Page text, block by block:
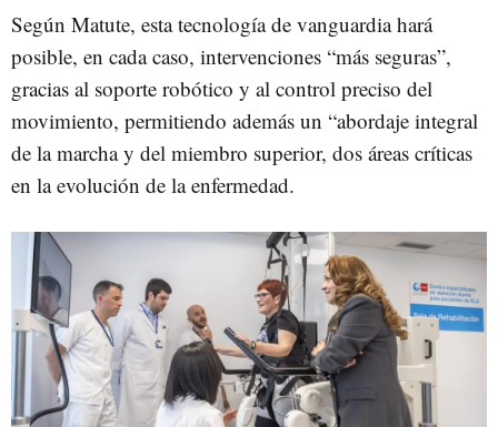
Según Matute, esta tecnología de vanguardia hará
posible, en cada caso, intervenciones “más seguras”,
gracias al soporte robótico y al control preciso del
movimiento, permitiendo además un “abordaje integral
de la marcha y del miembro superior, dos áreas críticas
en la evolución de la enfermedad.